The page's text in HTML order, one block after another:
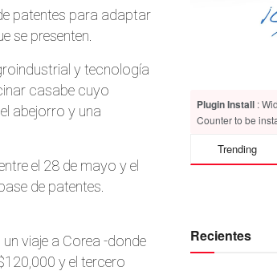
patentes para adaptar
se presenten.
y tecnología
casabe cuyo
abejorro y una
el 28 de mayo y el
de patentes.
viaje a Corea -donde
y el tercero
Plugin Install :
Counter to be
Trending
Recientes